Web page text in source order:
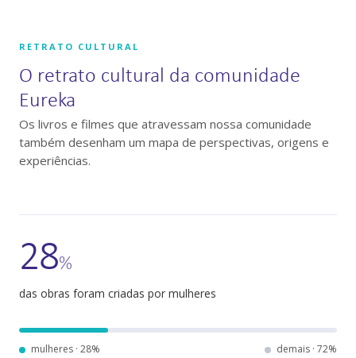
RETRATO CULTURAL
O retrato cultural da comunidade
Eureka
Os livros e filmes que atravessam nossa comunidade
também desenham um mapa de perspectivas, origens e
experiências.
28%
das obras foram criadas por mulheres
mulheres · 28% demais · 72%